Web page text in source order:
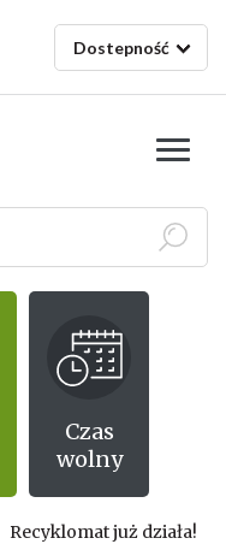
Dostepność
Szukaj
Czas
wolny
Recyklomat już działa!